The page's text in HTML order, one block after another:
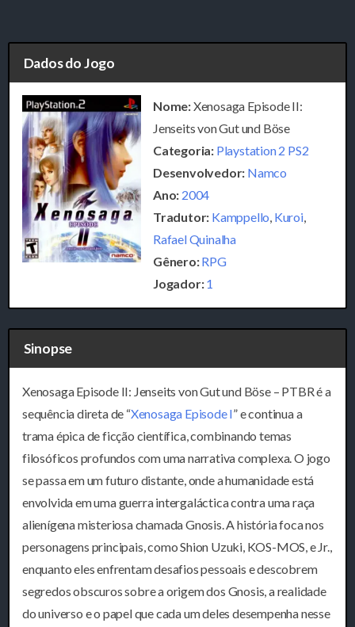
Dados do Jogo
Nome:Xenosaga Episode II:
Jenseits von Gut und Böse
Categoria: Playstation 2 PS2
Desenvolvedor: Namco
Ano: 2004
Tradutor: Kamppello Kuroi,
Rafael Quinalha
Gênero:RPG
Jogador:1
Sinopse
Xenosaga Episode II: Jenseits von Gut und Böse – PTBR é a
sequência direta de “Xenosaga Episode I” e continua a
trama épica de ficção científica, combinando temas
filosóficos profundos com uma narrativa complexa. O jogo
se passa em um futuro distante, onde a humanidade está
envolvida em uma guerra intergaláctica contra uma raça
alienígena misteriosa chamada Gnosis. A história foca nos
personagens principais, como Shion Uzuki, KOS-MOS, e Jr.,
enquanto eles enfrentam desafios pessoais e descobrem
segredos obscuros sobre a origem dos Gnosis, a realidade
do universo e o papel que cada um deles desempenha nesse